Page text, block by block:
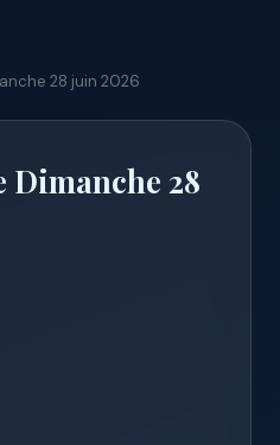
28 juin 2026
Dimanche 28